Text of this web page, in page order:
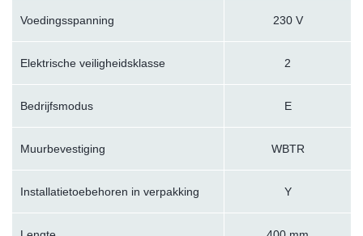
Voedingsspanning 230 V
Elektrische veiligheidsklasse 2
Bedrijfsmodus E
Muurbevestiging WBTR
Installatietoebehoren in verpakking Y